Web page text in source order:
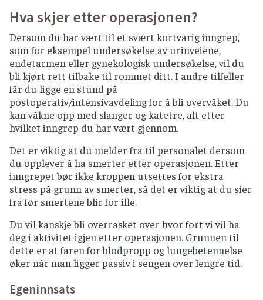
Hva skjer etter operasjonen?
Dersom du har vært til et svært kortvarig inngrep,
som for eksempel undersøkelse av urinveiene,
endetarmen eller gynekologisk undersøkelse, vil du
bli kjørt rett tilbake til rommet ditt. I andre tilfeller
får du ligge en stund på
postoperativ/intensivavdeling for å bli overvåket. Du
kan våkne opp med slanger og katetre, alt etter
hvilket inngrep du har vært gjennom.
Det er viktig at du melder fra til personalet dersom
du opplever å ha smerter etter operasjonen. Etter
inngrepet bør ikke kroppen utsettes for ekstra
stress på grunn av smerter, så det er viktig at du sier
fra før smertene blir for ille.
Du vil kanskje bli overrasket over hvor fort vi vil ha
deg i aktivitet igjen etter operasjonen. Grunnen til
dette er at faren for blodpropp og lungebetennelse
øker når man ligger passiv i sengen over lengre tid.
Egeninnsats